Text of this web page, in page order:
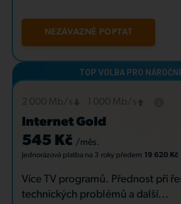
NEZÁVAZNĚ POPTAT
Internet Gold
545 Kč /měs.
Jednorázová platba na 3 roky předem 19 620 Kč
Více TV programů. Přednost při
technických problémů a další...